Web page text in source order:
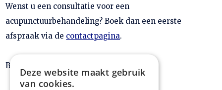
Wenst u een consultatie voor een
acupunctuurbehandeling? Boek dan een eerste
afspraak via de contactpagina.
Bron ICZO
Deze website maakt gebruik
van cookies.